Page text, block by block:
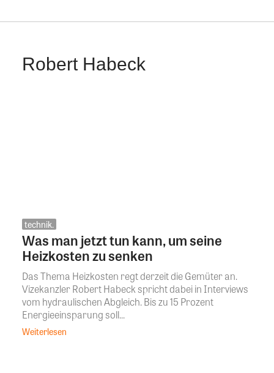
Robert Habeck
technik.
Was man jetzt tun kann, um seine
Heizkosten zu senken
Das Thema Heizkosten regt derzeit die Gemüter an.
Vizekanzler Robert Habeck spricht dabei in Interviews
vom hydraulischen Abgleich. Bis zu 15 Prozent
Energieeinsparung soll...
Weiterlesen